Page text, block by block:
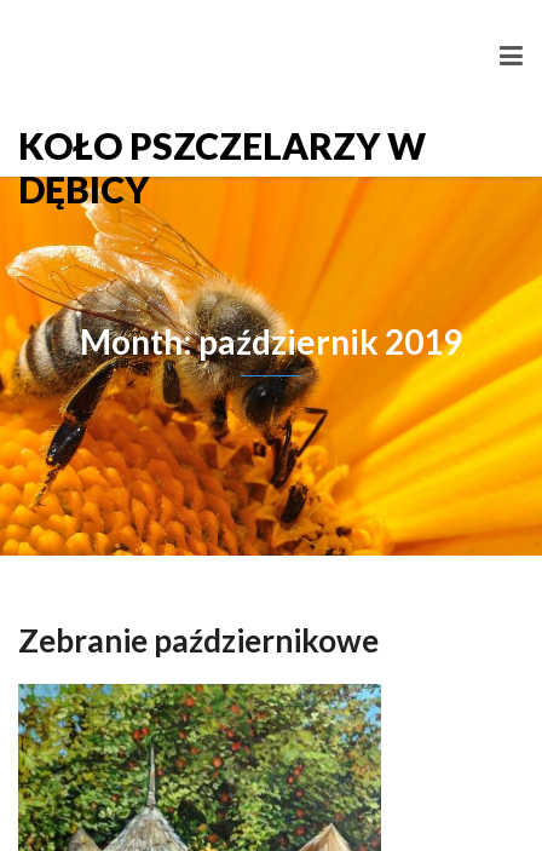
KOŁO PSZCZELARZY W
DĘBICY
Month: październik 2019
Zebranie październikowe